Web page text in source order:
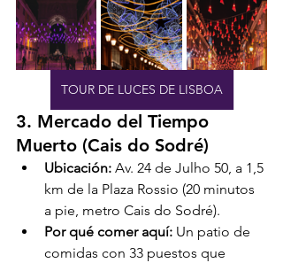
TOUR DE LUCES DE LISBOA
3. Mercado del Tiempo
Muerto (Cais do Sodré)
Ubicación: Av. 24 de Julho 50, a 1,5
km de la Plaza Rossio (20 minutos
a pie, metro Cais do Sodré).
Por qué comer aquí: Un patio de
comidas con 33 puestos que